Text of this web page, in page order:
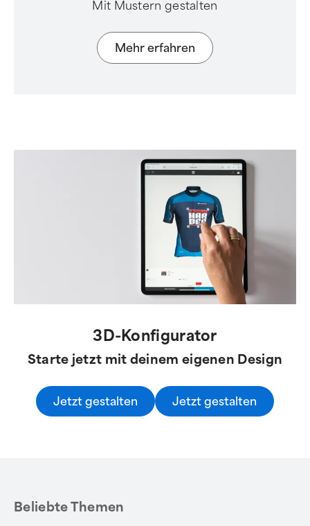
Mit Mustern gestalten
Mehr erfahren
3D-Konfigurator
Starte jetzt mit deinem eigenen Design
Jetzt gestalten Jetzt gestalten
Beliebte Themen